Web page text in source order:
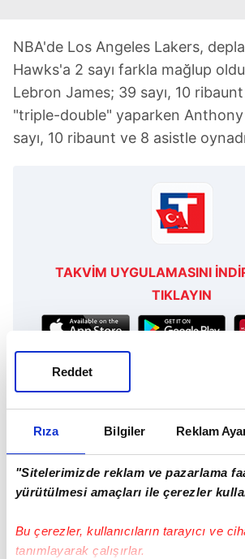
Rıza Bilgiler Reklam
"Sitelerimizde reklam ve pazarlama
yürütülmesi amaçları ile çerezler
Bu çerezler, kullanıcıların tarayıcı ve
tanımlayarak çalışırlar.
Reddet
NBA'de Los Angeles Lakers,
Hawks'a 2 sayı farkla mağlup
Lebron James; 39 sayı, 10
"triple-double" yaparken Anthony
sayı, 10 ribaunt ve 8 asistle
TAKVİM UYGULAMASINI
TIKLAYIN
Günün Manşetleri